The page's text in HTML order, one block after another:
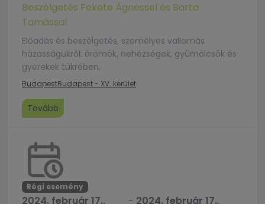
Beszélgetés Fekete Ágnessel és Barta
Tamással
Előadás és beszélgetés, személyes vallomás
házasságukról: örömök, nehézségek, gyümölcsök és
gyerekek tükrében.
BudapestBudapest - XV. kerület
Tovább
Régi esemény
2024. február 17.,
- 2024. február 17.,